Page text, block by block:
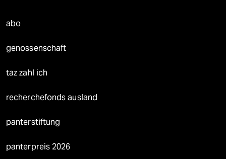
abo
genossenschaft
taz zahl ich
recherchefonds ausland
panterstiftung
panterpreis 2026